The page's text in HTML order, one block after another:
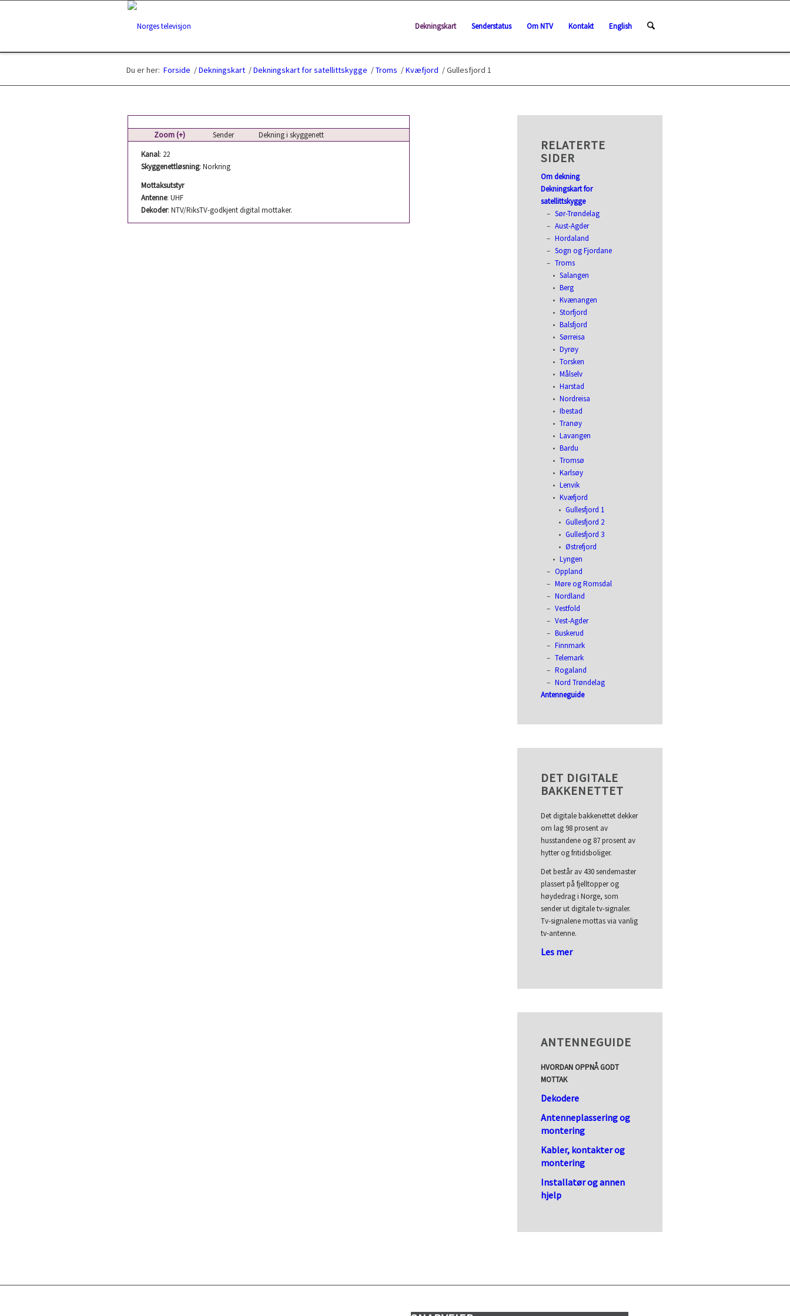
Dekningskart Senderstatus Om NTV Kontakt English
Du er her: Forside /Dekningskart /Dekningskart for satellittskygge /Troms /Kvæfjord /Gullesfjord 1
Zoom (+) Sender
Dekning i skyggenett
Kanal: 22
Skyggenettløsning: Norkring
Mottaksutstyr
Antenne: UHF
Dekoder: NTV/RiksTV-godkjent digital mottaker.
RELATERTE
SIDER
Om dekning
Dekningskart for
satellittskygge
Sør-Trøndelag
Aust-Agder
Hordaland
Sogn og Fjordane
Troms
Salangen
Berg
Kvænangen
Storfjord
Balsfjord
Sørreisa
Dyrøy
Torsken
Målselv
Harstad
Nordreisa
Ibestad
Tranøy
Lavangen
Bardu
Tromsø
Karlsøy
Lenvik
Kvæfjord
Gullesfjord 1
Gullesfjord 2
Gullesfjord 3
Østrefjord
Lyngen
Oppland
Møre og Romsdal
Nordland
Vestfold
Vest-Agder
Buskerud
Finnmark
Telemark
Rogaland
Nord Trøndelag
Antenneguide
DET DIGITALE
BAKKENETTET
Det digitale bakkenettet dekker
om lag 98 prosent av
husstandene og 87 prosent av
hytter og fritidsboliger.
Det består av 430 sendemaster
plassert på fjelltopper og
høydedrag i Norge, som
sender ut digitale tv-signaler.
Tv-signalene mottas via vanlig
tv-antenne.
Les mer
ANTENNEGUIDE
HVORDAN OPPNÅ GODT
MOTTAK
Dekodere
Antenneplassering og
montering
Kabler, kontakter og
montering
Installatør og annen
hjelp